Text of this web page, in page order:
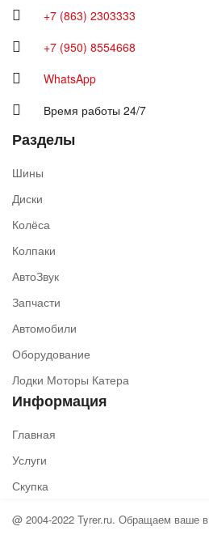
+7 (863) 2303333
+7 (950) 8554668
WhatsApp
Время работы 24/7
Разделы
Шины
Диски
Колёса
Колпаки
АвтоЗвук
Запчасти
Автомобили
Оборудование
Лодки Моторы Катера
Информация
Главная
Услуги
Скупка
@ 2004-2022 Tyrer.ru. Обращаем ваше